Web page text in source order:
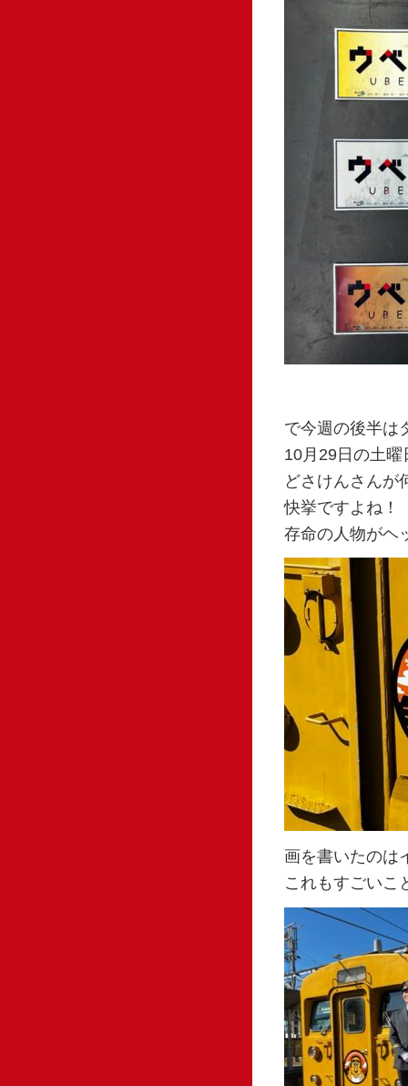
で今週の後半は
10月29日の土
どさけんさんが
快挙ですよね！
存命の人物がヘ
画を書いたのは
これもすごいこ